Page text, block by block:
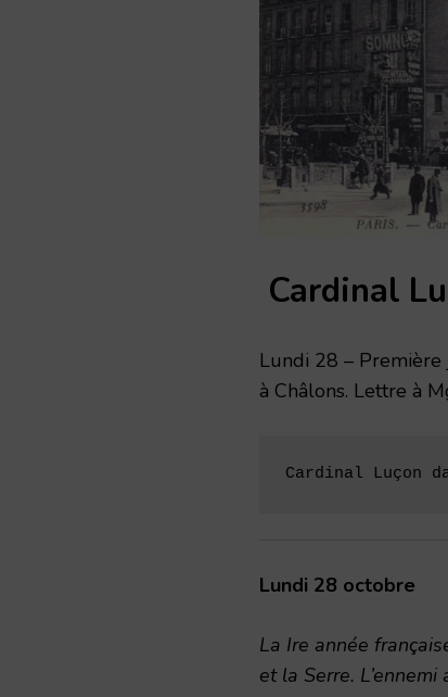
Cardinal
Lundi 28 – Première
à Châlons. Lettre à
Cardinal Luçon
Lundi 28 octobre
La Ire année
et la Serre.